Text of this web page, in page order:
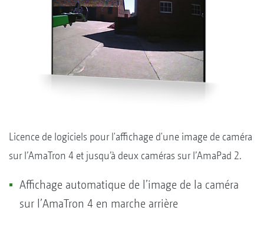
Licence de logiciels pour l'affichage d'une image de caméra
sur l’AmaTron 4 et jusqu’à deux caméras sur l’AmaPad 2.
Affichage automatique de l’image de la caméra
sur l’AmaTron 4 en marche arrière